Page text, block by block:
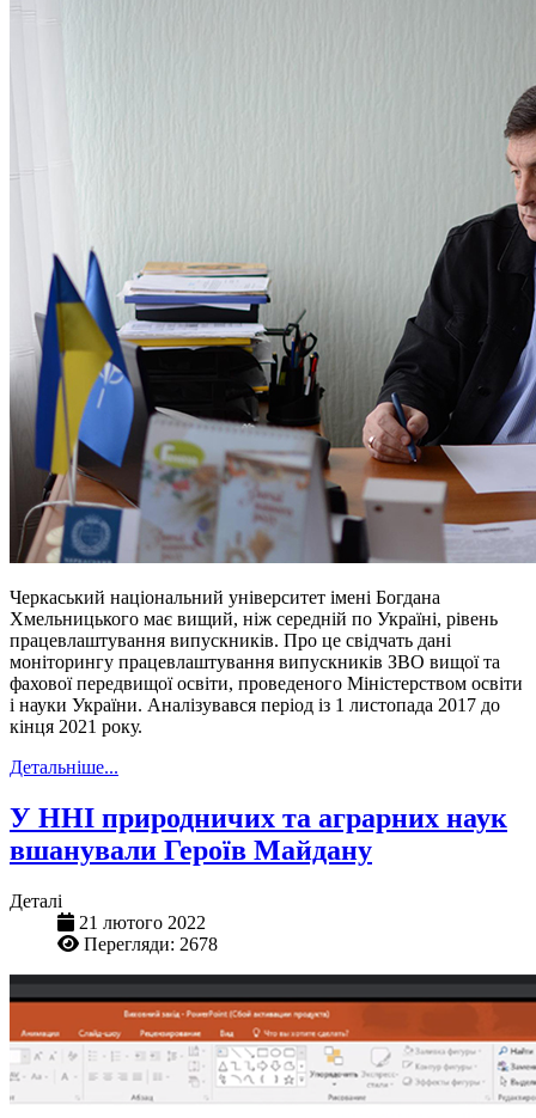
Черкаський національний університет імені Богдана
Хмельницького має вищий, ніж середній по Україні, рівень
працевлаштування випускників. Про це свідчать дані
моніторингу працевлаштування випускників ЗВО вищої та
фахової передвищої освіти, проведеного Міністерством освіти
і науки України. Аналізувався період із 1 листопада 2017 до
кінця 2021 року.
Детальніше...
У ННІ природничих та аграрних наук
вшанували Героїв Майдану
Деталі
21 лютого 2022
Перегляди: 2678